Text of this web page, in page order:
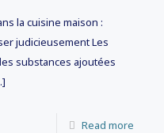
la cuisine maison :
judicieusement Les
substances ajoutées
Read more